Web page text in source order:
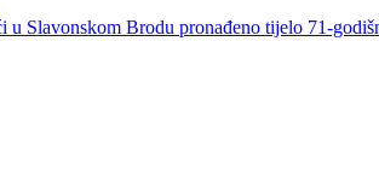
u Slavonskom Brodu pronađeno tijelo 71-